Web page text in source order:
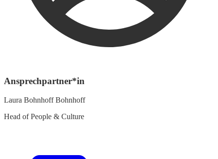
Ansprechpartner*in
Laura Bohnhoff Bohnhoff
Head of People & Culture